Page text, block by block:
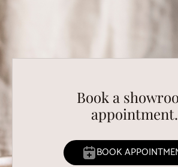
Book a
appointment.
BOOK